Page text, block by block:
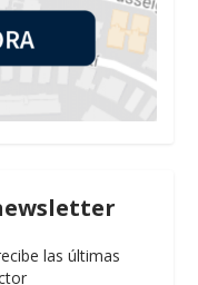
las últimas